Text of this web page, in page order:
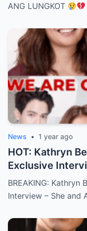
ANG LUNGKOT
News • 1 year ago
HOT: Kathryn
Exclusive
Richards Are
BREAKING: Kathryn
Interview – She and